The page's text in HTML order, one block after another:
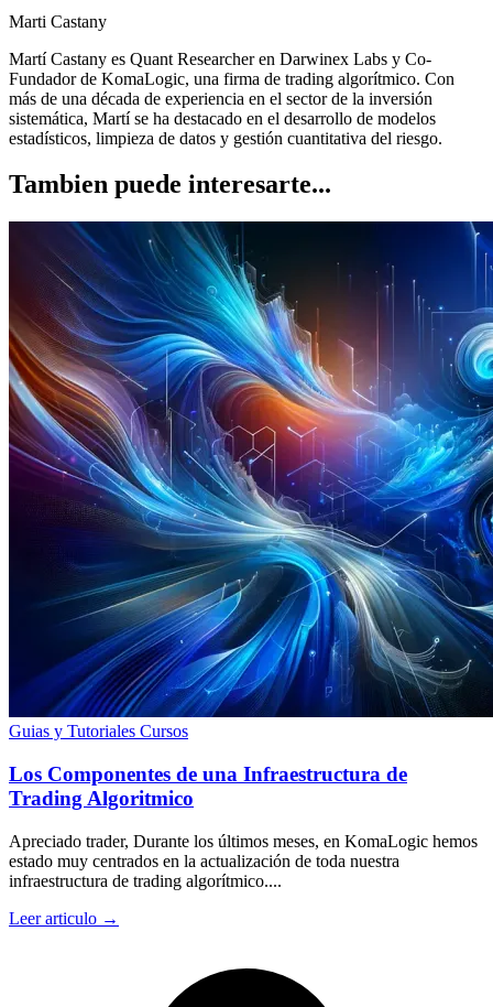
Marti Castany
Martí Castany es Quant Researcher en Darwinex Labs y Co-
Fundador de KomaLogic, una firma de trading algorítmico. Con
más de una década de experiencia en el sector de la inversión
sistemática, Martí se ha destacado en el desarrollo de modelos
estadísticos, limpieza de datos y gestión cuantitativa del riesgo.
Tambien puede interesarte...
Guias y Tutoriales Cursos
Los Componentes de una Infraestructura de
Trading Algoritmico
Apreciado trader, Durante los últimos meses, en KomaLogic hemos
estado muy centrados en la actualización de toda nuestra
infraestructura de trading algorítmico....
Leer articulo →